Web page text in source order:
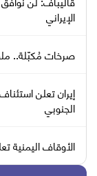
الإيراني
صرخات مُكبّلة..
إيران تعلن
الجنوبي
الأوقاف اليمنية